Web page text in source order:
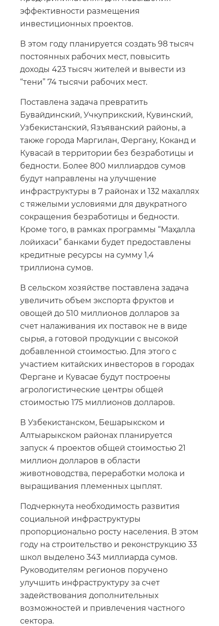
эффективности размещения
инвестиционных проектов.
В этом году планируется создать 98 тысяч
постоянных рабочих мест, повысить
доходы 423 тысяч жителей и вывести из
“тени” 74 тысячи рабочих мест.
Поставлена задача превратить
Бувайдинский, Учкуприкский, Кувинский,
Узбекистанский, Язъяванский районы, а
также города Маргилан, Фергану, Коканд и
Кувасай в территории без безработицы и
бедности. Более 800 миллиардов сумов
будут направлены на улучшение
инфраструктуры в 7 районах и 132 махаллях
с тяжелыми условиями для двукратного
сокращения безработицы и бедности.
Кроме того, в рамках программы “Маҳалла
лойихаси” банками будет предоставлены
кредитные ресурсы на сумму 1,4
триллиона сумов.
В сельском хозяйстве поставлена задача
увеличить объем экспорта фруктов и
овощей до 510 миллионов долларов за
счет налаживания их поставок не в виде
сырья, а готовой продукции с высокой
добавленной стоимостью. Для этого с
участием китайских инвесторов в городах
Фергане и Кувасае будут построены
агрологистические центры общей
стоимостью 175 миллионов долларов.
В Узбекистанском, Бешарыкском и
Алтыарыкском районах планируется
запуск 4 проектов общей стоимостью 21
миллион долларов в области
животноводства, переработки молока и
выращивания племенных цыплят.
Подчеркнута необходимость развития
социальной инфраструктуры
пропорционально росту населения. В этом
году на строительство и реконструкцию 33
школ выделено 343 миллиарда сумов.
Руководителям регионов поручено
улучшить инфраструктуру за счет
задействования дополнительных
возможностей и привлечения частного
сектора.